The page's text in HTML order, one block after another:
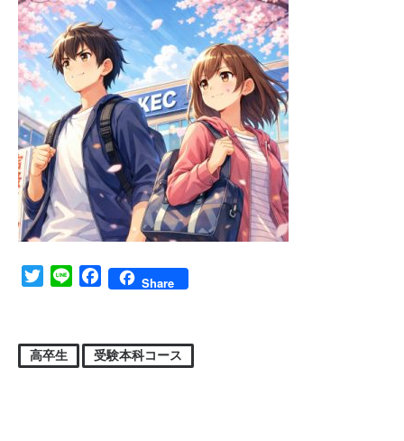
TwitterLine FacebookShare
高卒生 受験本科コース